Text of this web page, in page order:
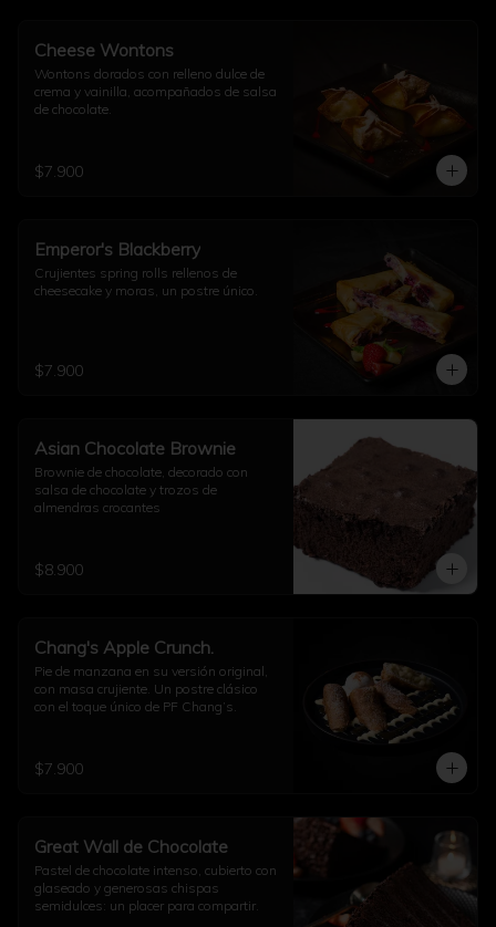
Cheese Wontons
Wontons dorados con relleno dulce de
crema y vainilla, acompañados de salsa
de chocolate.
$7.900
Emperor's Blackberry
Crujientes spring rolls rellenos de
cheesecake y moras, un postre único.
$7.900
Asian Chocolate Brownie
Brownie de chocolate, decorado con
salsa de chocolate y trozos de
almendras crocantes
$8.900
Chang's Apple Crunch.
Pie de manzana en su versión original,
con masa crujiente. Un postre clásico
con el toque único de PF Chang’s.
$7.900
Great Wall de Chocolate
Pastel de chocolate intenso, cubierto con
glaseado y generosas chispas
semidulces: un placer para compartir.